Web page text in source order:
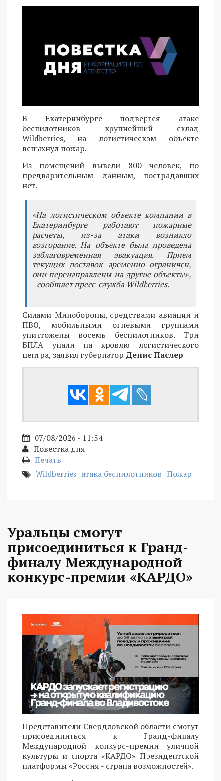
В Екатеринбурге подвергся атаке
беспилотников крупнейший склад
Wildberries, на логистическом объекте
вспыхнул пожар.
Из помещений вывели 800 человек, по
предварительным данным, пострадавших
нет.
«На логистическом объекте компании в
Екатеринбурге работают пожарные
расчеты, из-за атаки возникло
возгорание. На объекте была проведена
заблаговременная эвакуация. Прием
текущих поставок временно ограничен,
они перенаправлены на другие объекты»,
- сообщает пресс-служба Wildberries.
Силами Минобороны, средствами авиации и
ПВО, мобильными огневыми группами
уничтожены восемь беспилотников. Три
БПЛА упали на кровлю логистического
центра, заявил губернатор Денис Паслер.
07/08/2026 - 11:54
Повестка дня
Печать
Wildberries атака беспилотников Пожар
Уральцы смогут
присоединиться к Гранд-
финалу Международной
конкурс-премии «КАРДО»
Представители Свердловской области смогут
присоединиться к Гранд-финалу
Международной конкурс-премии уличной
культуры и спорта «КАРДО» Президентской
платформы «Россия - страна возможностей».